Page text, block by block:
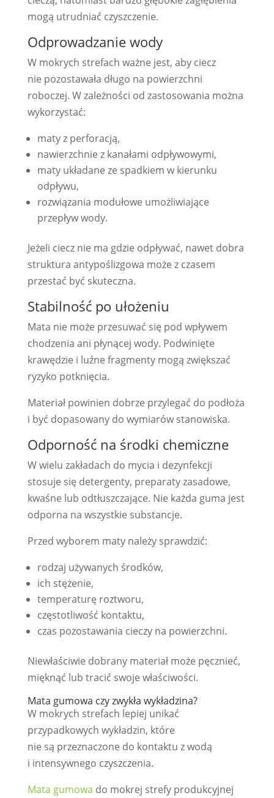
mogą utrudniać czyszczenie.
Odprowadzanie wody
W mokrych strefach ważne jest, aby ciecz
nie pozostawała długo na powierzchni
roboczej. W zależności od zastosowania można
wykorzystać:
maty z perforacją,
nawierzchnie z kanałami odpływowymi,
maty układane ze spadkiem w kierunku
odpływu,
rozwiązania modułowe umożliwiające
przepływ wody.
Jeżeli ciecz nie ma gdzie odpływać, nawet dobra
struktura antypoślizgowa może z czasem
przestać być skuteczna.
Stabilność po ułożeniu
Mata nie może przesuwać się pod wpływem
chodzenia ani płynącej wody. Podwinięte
krawędzie i luźne fragmenty mogą zwiększać
ryzyko potknięcia.
Materiał powinien dobrze przylegać do podłoża
i być dopasowany do wymiarów stanowiska.
Odporność na środki chemiczne
W wielu zakładach do mycia i dezynfekcji
stosuje się detergenty, preparaty zasadowe,
kwaśne lub odtłuszczające. Nie każda guma jest
odporna na wszystkie substancje.
Przed wyborem maty należy sprawdzić:
rodzaj używanych środków,
ich stężenie,
temperaturę roztworu,
częstotliwość kontaktu,
czas pozostawania cieczy na powierzchni.
Niewłaściwie dobrany materiał może pęcznieć,
mięknąć lub tracić swoje właściwości.
Mata gumowa czy zwykła wykładzina?
W mokrych strefach lepiej unikać
przypadkowych wykładzin, które
nie są przeznaczone do kontaktu z wodą
i intensywnego czyszczenia.
Mata gumowa do mokrej strefy produkcyjnej